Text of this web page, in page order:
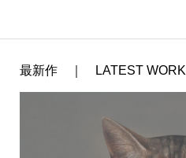
最新作 ｜ LATEST WORK